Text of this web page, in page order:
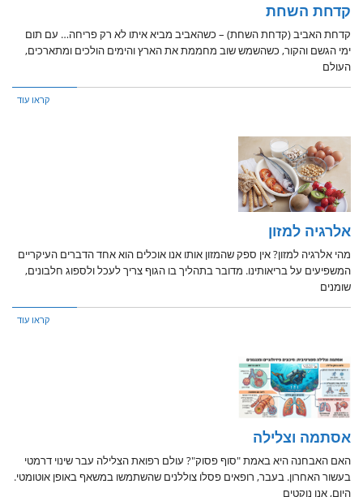
קדחת השחת
קדחת האביב (קדחת השחת) – כשהאביב מביא איתו לא רק פריחה… עם תום
ימי הגשם והקור, כשהשמש שוב מחממת את הארץ והימים הולכים ומתארכים,
העולם
קראו עוד
אלרגיה למזון
מהי אלרגיה למזון? אין ספק שהמזון אותו אנו אוכלים הוא אחד הדברים העיקריים
המשפיעים על בריאותינו. מדובר בתהליך בו הגוף צריך לעכל ולספוג חלבונים,
שומנים
קראו עוד
אסתמה וצלילה
האם האבחנה היא באמת "סוף פסוק"? עולם רפואת הצלילה עבר שינוי דרמטי
בעשור האחרון. בעבר, רופאים פסלו צוללנים שהשתמשו במשאף באופן אוטומטי.
היום, אנו נוקטים